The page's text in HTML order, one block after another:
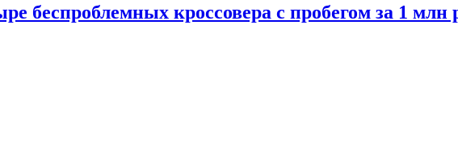
беспроблемных кроссовера с пробегом за 1 млн